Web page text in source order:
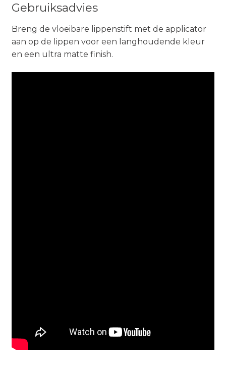
Gebruiksadvies
Breng de vloeibare lippenstift met de applicator
aan op de lippen voor een langhoudende kleur
en een ultra matte finish.